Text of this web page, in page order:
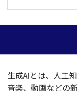
生成AIとは、 人工
音楽、 動画などの